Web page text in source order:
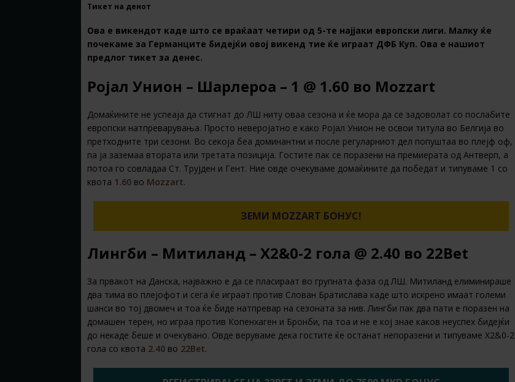
Тикет на денот
Ова е викендот каде што се враќаат четири од 5-те најјаки европски лиги. Малку ќе
почекаме за Германците бидејќи овој викенд тие ќе играат ДФБ Куп. Ова е нашиот
предлог тикет за денес.
Ројал Унион – Шарлероа – 1 @ 1.60 во Mozzart
Домаќините не успеаја да стигнат до ЛШ ниту оваа сезона и ќе мора да се задоволат со послабите
европски натпреварувања. Просто неверојатно е како Ројал Унион не освои титула во Белгија во
претходните три сезони. Во секоја беа доминантни и после регуларниот дел попуштаа во плејф оф,
па ја заземаа втората или третата позиција. Гостите пак се поразени на премиерата од Антверп, а
потоа го совладаа Ст. Трујден и Гент. Ние овде очекуваме домаќините да победат и типуваме 1 со
квота 1.60 во Mozzart.
ЗЕМИ MOZZART БОНУС!
Лингби – Митиланд – Х2&0-2 гола @ 2.40 во 22Bet
За првакот на Данска, најважно е да се пласираат во групната фаза од ЛШ. Митиланд елиминираше
два тима во плејофот и сега ќе играат против Слован Братислава каде што искрено имаат големи
шанси во тој двомеч и тоа ќе биде натпревар на сезоната за нив. Лингби пак два пати е поразен на
домашен терен, но играа против Копенхаген и Бронби, па тоа и не е кој знае каков неуспех бидејќи
до некаде беше и очекувано. Овде веруваме дека гостите ќе останат непоразени и типуваме Х2&0-2
гола со квота 2.40 во 22Bet.